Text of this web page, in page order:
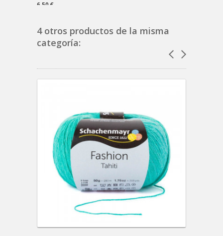
6,50 €
4 otros productos de la misma
categoría: